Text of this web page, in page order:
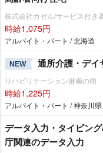
株式会社カゼル/サービス付き
時給1,075円
アルバイト・パート / 北海道
NEW 通所介護・デイ
リハビリテーション港南の樹
時給1,225円
アルバイト・パート / 神奈川県
データ入力・タイピン
庁関連のデータ入力